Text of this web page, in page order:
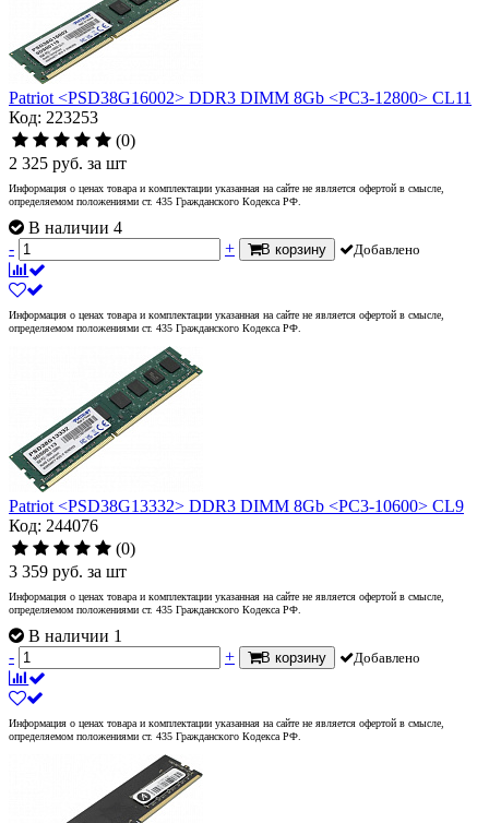
Patriot <PSD38G16002> DDR3 DIMM 8Gb <PC3-12800> CL11
Код: 223253
(0)
2 325 руб. за шт
Информация о ценах товара и комплектации указанная на сайте не является офертой в смысле,
определяемом положениями ст. 435 Гражданского Кодекса РФ.
В наличии 4
-
+ В корзину Добавлено
Информация о ценах товара и комплектации указанная на сайте не является офертой в смысле,
определяемом положениями ст. 435 Гражданского Кодекса РФ.
Patriot <PSD38G13332> DDR3 DIMM 8Gb <PC3-10600> CL9
Код: 244076
(0)
3 359 руб. за шт
Информация о ценах товара и комплектации указанная на сайте не является офертой в смысле,
определяемом положениями ст. 435 Гражданского Кодекса РФ.
В наличии 1
-
+ В корзину Добавлено
Информация о ценах товара и комплектации указанная на сайте не является офертой в смысле,
определяемом положениями ст. 435 Гражданского Кодекса РФ.